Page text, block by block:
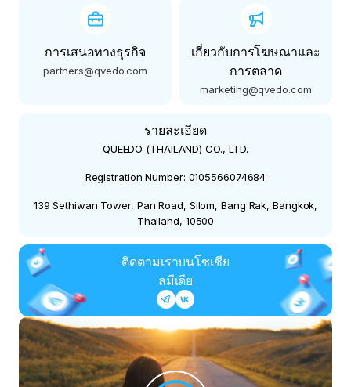
รายละเอียด
QUEEDO (THAILAND) CO., LTD.
Registration Number: 0105566074684
139 Sethiwan Tower, Pan Road, Silom, Bang Rak, Bangkok,
Thailand, 10500
การเสนอทางธุรกิจ
partners@qvedo.com
เกี่ยวกับการโฆษณาและ
การตลาด
marketing@qvedo.com
ติดตามเราบนโซเชีย
ลมีเดีย